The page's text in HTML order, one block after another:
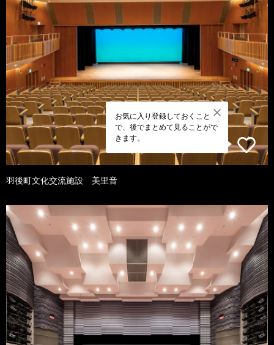
お気に入り登録しておくこと
で、後でまとめて見ることがで
きます。
羽後町文化交流施設 美里音